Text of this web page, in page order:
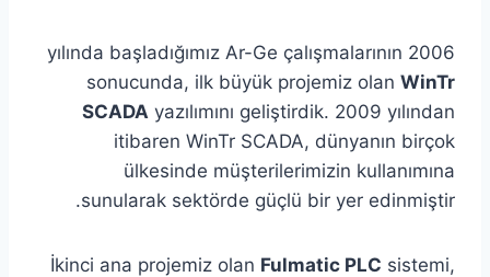
2006 yılında başladığımız Ar-Ge çalışmalarının
sonucunda, ilk büyük projemiz olan WinTr
SCADA yazılımını geliştirdik. 2009 yılından
itibaren WinTr SCADA, dünyanın birçok
ülkesinde müşterilerimizin kullanımına
sunularak sektörde güçlü bir yer edinmiştir.
İkinci ana projemiz olan Fulmatic PLC sistemi,